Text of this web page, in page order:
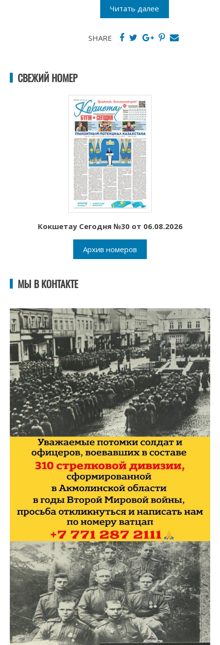
Читать далее
SHARE
СВЕЖИЙ НОМЕР
Кокшетау Сегодня №30 от 06.08.2026
Архив номеров
МЫ В КОНТАКТЕ